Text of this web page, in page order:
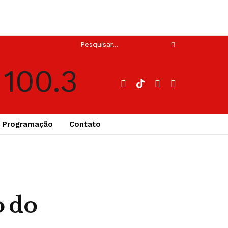
Programação Contato
do